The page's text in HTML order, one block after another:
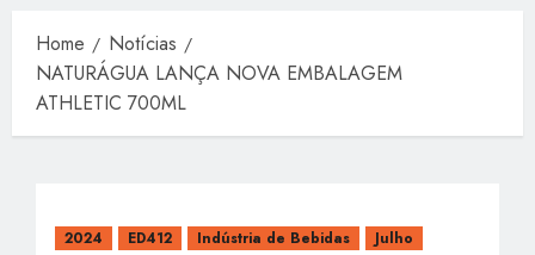
Home
Notícias
NATURÁGUA LANÇA NOVA EMBALAGEM
ATHLETIC 700ML
2024 ED412 Indústria de Bebidas
Julho